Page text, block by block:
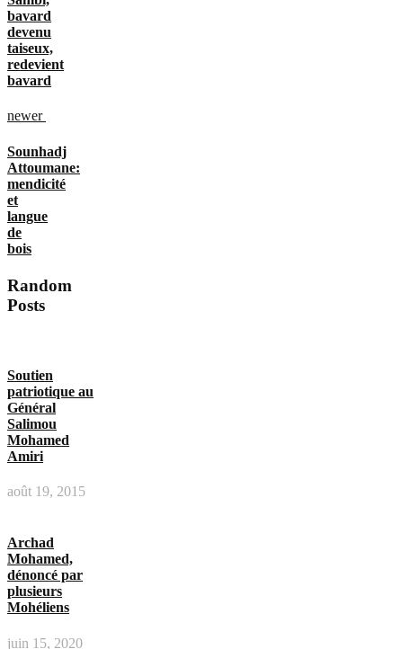
bavard
devenu
taiseux,
redevient
bavard
newer
Sounhadj
Attoumane:
mendicité
et
langue
de
bois
Random
Posts
Soutien
patriotique au
Général
Salimou
Mohamed
Amiri
août 19, 2015
Archad
Mohamed,
dénoncé par
plusieurs
Mohéliens
juin 15, 2020